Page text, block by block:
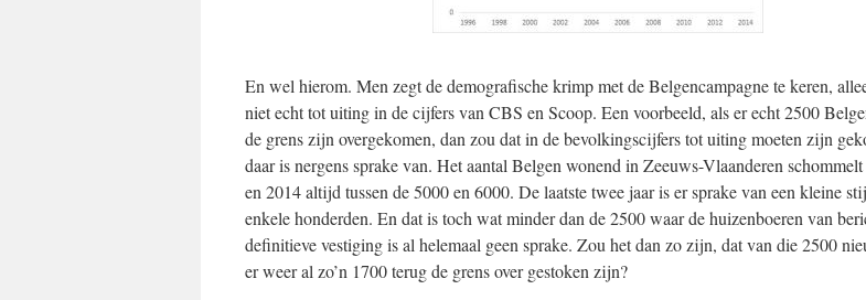
En wel hierom. Men zegt de demografische krimp met de Belgencampagne te keren,
niet echt tot uiting in de cijfers van CBS en Scoop. Een voorbeeld, als er echt 2500
de grens zijn overgekomen, dan zou dat in de bevolkingscijfers tot uiting moeten zijn
daar is nergens sprake van. Het aantal Belgen wonend in Zeeuws-Vlaanderen
en 2014 altijd tussen de 5000 en 6000. De laatste twee jaar is er sprake van een kleine
enkele honderden. En dat is toch wat minder dan de 2500 waar de huizenboeren van
definitieve vestiging is al helemaal geen sprake. Zou het dan zo zijn, dat van die 2500
er weer al zo’n 1700 terug de grens over gestoken zijn?